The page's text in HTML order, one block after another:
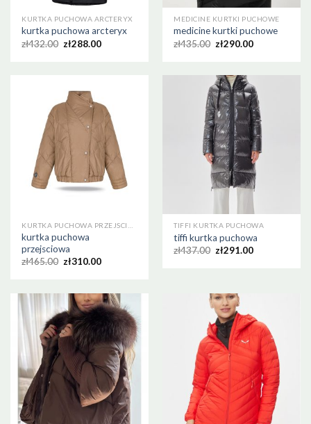
KURTKA PUCHOWA ARCTERYX
kurtka puchowa arcteryx
zł432.00 zł288.00
MEDICINE KURTKI PUCHOWE
medicine kurtki puchowe
zł435.00 zł290.00
kurtka puchowa
przejsciowa
zł465.00 zł310.00
TIFFI KURTKA PUCHOWA
tiffi kurtka puchowa
zł437.00 zł291.00